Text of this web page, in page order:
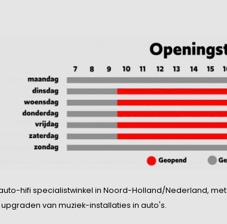
hifi specialistwinkel in Noord-Holland/Nederland, met
van muziek-installaties in auto's.